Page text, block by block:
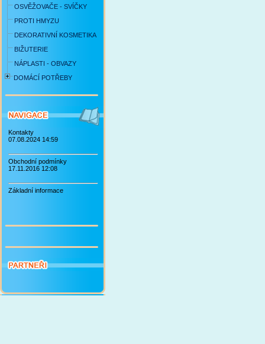
OSVĚŽOVAČE - SVÍČKY
PROTI HMYZU
DEKORATIVNÍ KOSMETIKA
BIŽUTERIE
NÁPLASTI - OBVAZY
DOMÁCÍ POTŘEBY
Kontakty
07.08.2024 14:59
Obchodní podmínky
17.11.2016 12:08
Základní informace